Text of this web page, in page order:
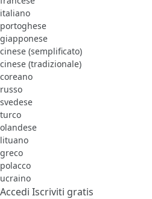
italiano
portoghese
giapponese
cinese (semplificato)
cinese (tradizionale)
coreano
russo
svedese
turco
olandese
lituano
greco
polacco
ucraino
Accedi Iscriviti gratis